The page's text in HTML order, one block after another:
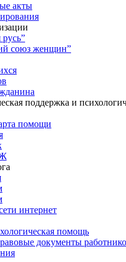
акты
союз женщин”
поддержка и
помощи
интернет
помощь
документы